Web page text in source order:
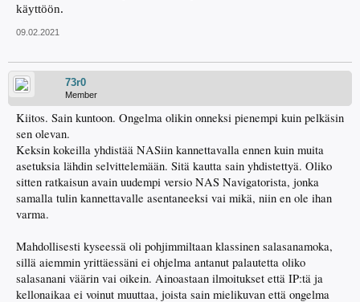
käyttöön.
09.02.2021
73r0
Member
Kiitos. Sain kuntoon. Ongelma olikin onneksi pienempi kuin pelkäsin
sen olevan.
Keksin kokeilla yhdistää NASiin kannettavalla ennen kuin muita
asetuksia lähdin selvittelemään. Sitä kautta sain yhdistettyä. Oliko
sitten ratkaisun avain uudempi versio NAS Navigatorista, jonka
samalla tulin kannettavalle asentaneeksi vai mikä, niin en ole ihan
varma.
Mahdollisesti kyseessä oli pohjimmiltaan klassinen salasanamoka,
sillä aiemmin yrittäessäni ei ohjelma antanut palautetta oliko
salasanani väärin vai oikein. Ainoastaan ilmoitukset että IP:tä ja
kellonaikaa ei voinut muuttaa, joista sain mielikuvan että ongelma